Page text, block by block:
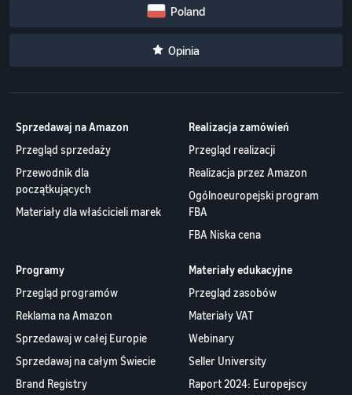
Opinia
Przegląd sprzedaży
Przewodnik dla
początkujących
Materiały dla właścicieli marek
Przegląd realizacji
Realizacja przez Amazon
Ogólnoeuropejski program
FBA
FBA Niska cena
Przegląd programów
Reklama na Amazon
Sprzedawaj w całej Europie
Sprzedawaj na całym Świecie
Brand Registry
Przegląd zasobów
Materiały VAT
Webinary
Seller University
Raport 2024: Europejscy
partnerzy handlowi